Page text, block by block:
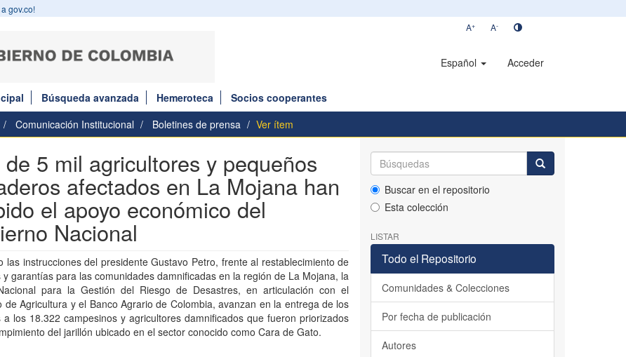
gov.co!
A+ A-
Español Acceder
Búsqueda avanzada Hemeroteca
Socios cooperantes
Comunicación Institucional Boletines de prensa Ver ítem
de 5 mil agricultores y pequeños
afectados en La Mojana han
el apoyo económico del
Nacional
las instrucciones del presidente Gustavo Petro, frente al restablecimiento de
y garantías para las comunidades damnificadas en la región de La Mojana, la
para la Gestión del Riesgo de Desastres, en articulación con el
de Agricultura y el Banco Agrario de Colombia, avanzan en la entrega de los
a los 18.322 campesinos y agricultores damnificados que fueron priorizados
del jarillón ubicado en el sector conocido como Cara de Gato.
Buscar en el repositorio
Esta colección
LISTAR
Todo el Repositorio
Comunidades & Colecciones
Por fecha de publicación
Autores